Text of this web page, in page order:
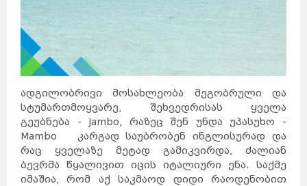
ადგილობრივი მოსახლეობა მეგობრული და
სტუმართმოყვარე, შეხვედრისას ყველა
გეუბნება - Jambo, რაზეც შენ უნდა უპასუხო -
Mambo კარგად საუბრობენ ინგლისურად და
რაც ყველაზე მეტად გამიკვირდა, ძალიან
ბევრმა წყალივით იცის იტალიური ენა. საქმე
იმაშია, რომ აქ საკმაოდ დიდი რაოდენობით